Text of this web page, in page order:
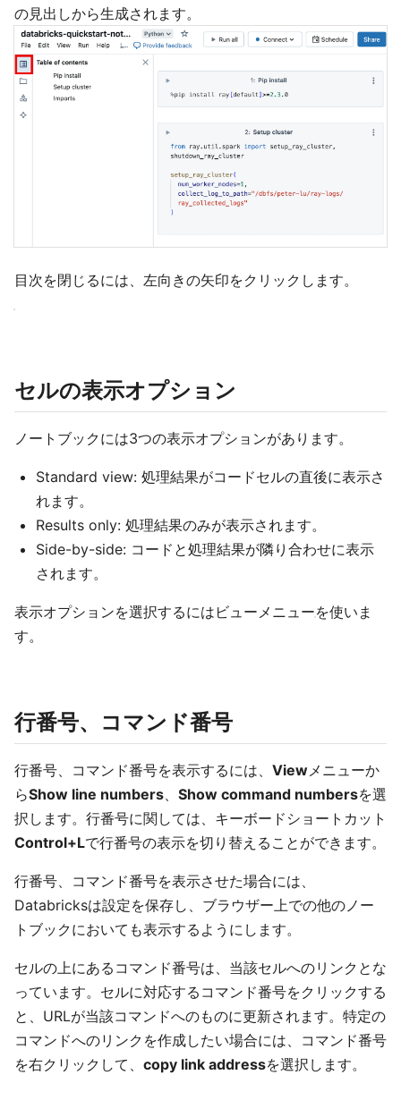
の見出しから生成されます。
目次を閉じるには、左向きの矢印をクリックします。
セルの表示オプション
ノートブックには3つの表示オプションがあります。
Standard view: 処理結果がコードセルの直後に表示さ
れます。
Results only: 処理結果のみが表示されます。
Side-by-side: コードと処理結果が隣り合わせに表示
されます。
表示オプションを選択するにはビューメニューを使いま
す。
行番号、コマンド番号
行番号、コマンド番号を表示するには、 View メニューか
らShow line numbers Show command numbersを選
択します。行番号に関しては、キーボードショートカット
Control+Lで行番号の表示を切り替えることができます。
行番号、コマンド番号を表示させた場合には、
Databricksは設定を保存し、ブラウザー上での他のノー
トブックにおいても表示するようにします。
セルの上にあるコマンド番号は、当該セルへのリンクとな
っています。セルに対応するコマンド番号をクリックする
と、URLが当該コマンドへのものに更新されます。特定の
コマンドへのリンクを作成したい場合には、コマンド番号
を右クリックして、 copy link addressを選択します。